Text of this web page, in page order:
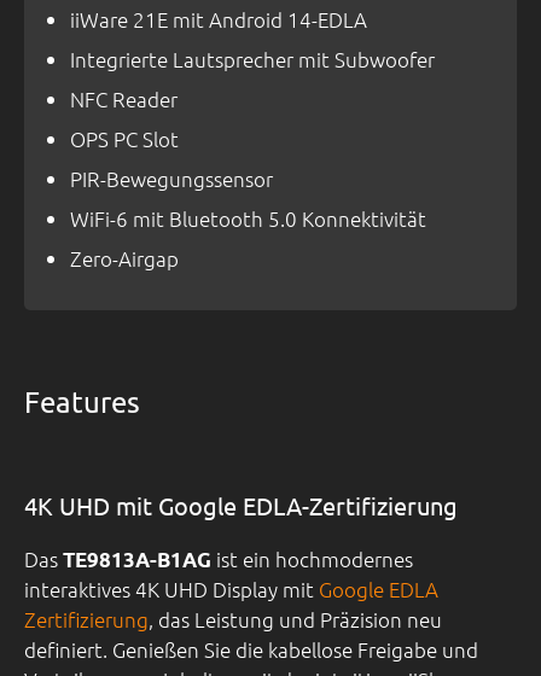
iiWare 21E mit Android 14-EDLA
Integrierte Lautsprecher mit Subwoofer
NFC Reader
OPS PC Slot
PIR-Bewegungssensor
WiFi-6 mit Bluetooth 5.0 Konnektivität
Zero-Airgap
Features
4K UHD mit Google EDLA-Zertifizierung
DasTE9813A-B1AG ist ein hochmodernes
interaktives 4K UHD Display mit Google EDLA
Zertifizierung, das Leistung und Präzision neu
definiert. Genießen Sie die kabellose Freigabe und